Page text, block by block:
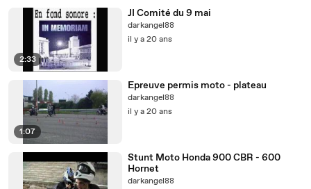
2:33
JI Comité du 9 mai
darkangel88
il y a 20 ans
1:07
Epreuve permis moto - plateau
darkangel88
il y a 20 ans
Stunt Moto Honda 900 CBR - 600
Hornet
darkangel88